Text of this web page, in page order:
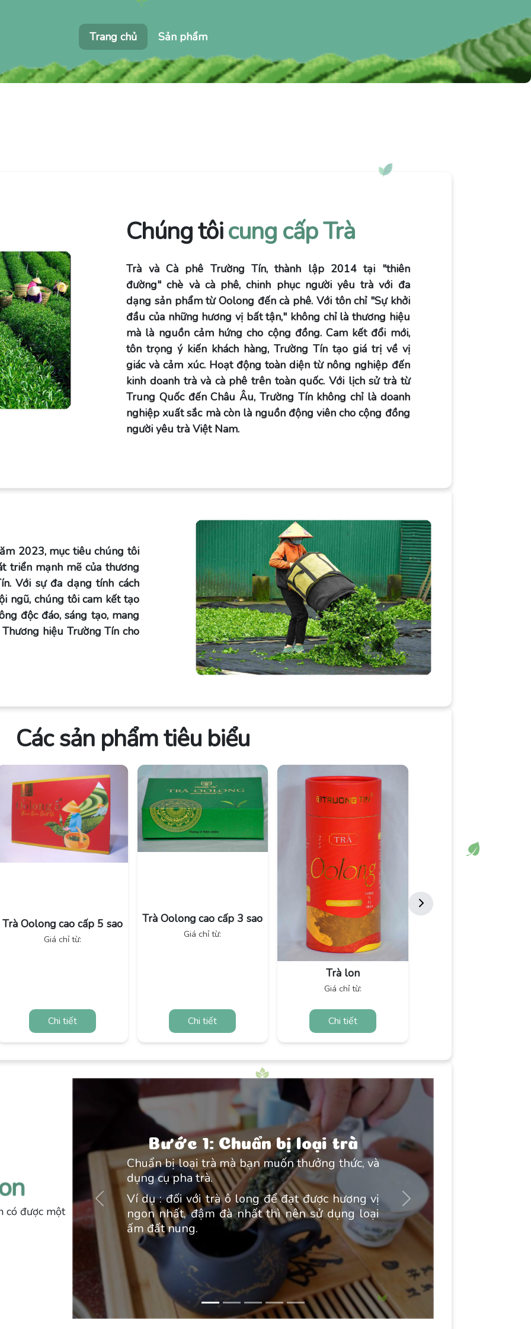
Trang chủ Sản phẩm
Chúng tôicung cấp
Trà và Cà phê Trường Tín, thành lập 2014 tại "thiên
đường" chè và cà phê, chinh phục người yêu trà với đa
dạng sản phẩm từ Oolong đến cà phê. Với tôn chỉ "Sự khởi
đầu của những hương vị bất tận," không chỉ là thương hiệu
mà là nguồn cảm hứng cho cộng đồng. Cam kết đổi mới,
tôn trọng ý kiến khách hàng, Trường Tín tạo giá trị về vị
giác và cảm xúc. Hoạt động toàn diện từ nông nghiệp đến
kinh doanh trà và cà phê trên toàn quốc. Với lịch sử trà từ
Trung Quốc đến Châu Âu, Trường Tín không chỉ là doanh
nghiệp xuất sắc mà còn là nguồn động viên cho cộng đồng
người yêu trà Việt Nam.
2023, mục tiêu chúng tôi
triển mạnh mẽ của thương
Với sự đa dạng tính cách
ngũ, chúng tôi cam kết tạo
độc đáo, sáng tạo, mang
hiệu Trường Tín cho
Các sản phẩm tiêu biểu
Trà Oolong cao cấp 5 sao
Giá chỉ từ:
Chi tiết
Trà Oolong cao cấp 3 sao
Giá chỉ từ:
Chi tiết
Trà lon
Giá chỉ từ:
Chi tiết
có được một
Bước 1: Chuẩn bị loại trà
Chuẩn bị loại trà mà bạn muốn thưởng thức, và
dụng cụ pha trà.
Ví dụ : đối với trà ô long để đạt được hương vị
ngon nhất, đậm đà nhất thì nên sử dụng loại
ấm đất nung.
Previous Next